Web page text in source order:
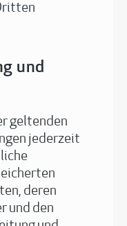
und
geltenden
jederzeit
deren
und den